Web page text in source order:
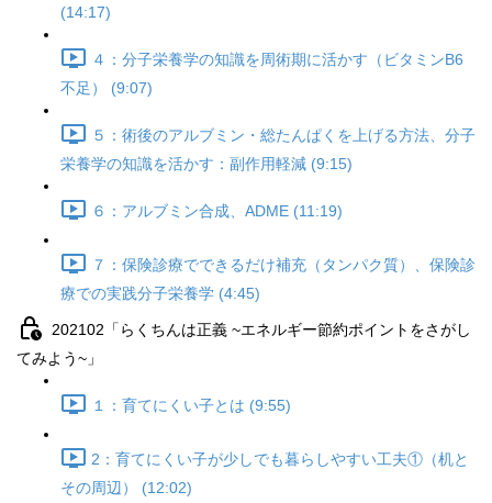
(14:17)
４：分子栄養学の知識を周術期に活かす（ビタミンB6
不足） (9:07)
５：術後のアルブミン・総たんぱくを上げる方法、分子
栄養学の知識を活かす：副作用軽減 (9:15)
６：アルブミン合成、ADME (11:19)
７：保険診療でできるだけ補充（タンパク質）、保険診
療での実践分子栄養学 (4:45)
202102「らくちんは正義 ~エネルギー節約ポイントをさがし
てみよう~」
１：育てにくい子とは (9:55)
2：育てにくい子が少しでも暮らしやすい工夫①（机と
その周辺） (12:02)